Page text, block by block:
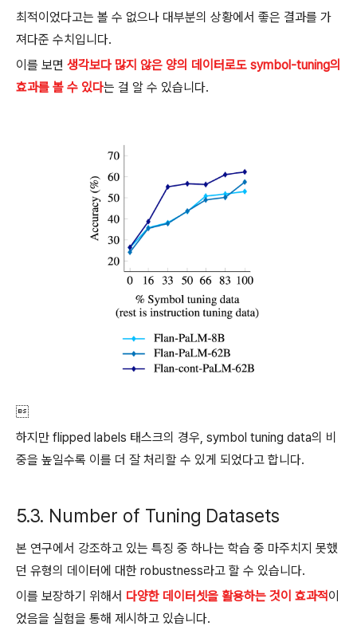
최적이었다고는 볼 수 없으나 대부분의 상황에서 좋은 결과를 가
져다준 수치입니다.
이를 보면 생각보다 많지 않은 양의 데이터로도 symbol-tuning의
효과를 볼 수 있다는 걸 알 수 있습니다.

하지만 flipped labels 태스크의 경우, symbol tuning data의 비
중을 높일수록 이를 더 잘 처리할 수 있게 되었다고 합니다.
5.3. Number of Tuning Datasets
본 연구에서 강조하고 있는 특징 중 하나는 학습 중 마주치지 못했
던 유형의 데이터에 대한 robustness라고 할 수 있습니다.
이를 보장하기 위해서 다양한 데이터셋을 활용하는 것이 효과적이
었음을 실험을 통해 제시하고 있습니다.